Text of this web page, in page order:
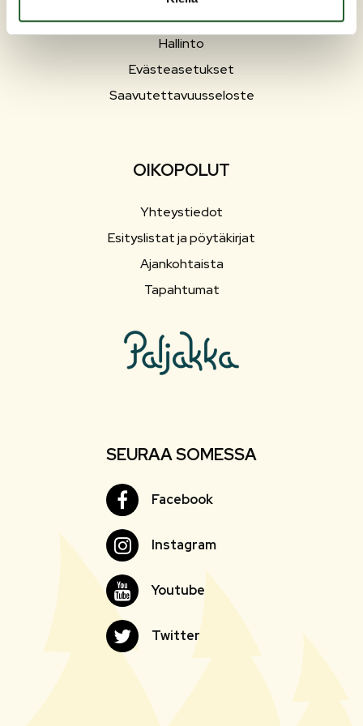
Sosiaali- ja terveyspalvelut
Hallinto
Evästeasetukset
Saavutettavuusseloste
OIKOPOLUT
Yhteystiedot
Esityslistat ja pöytäkirjat
Ajankohtaista
Tapahtumat
SEURAA SOMESSA
FacebookFacebook
InstagramInstagram
YoutubeYoutube
Twitter Twitter